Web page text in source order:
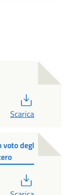
Scarica
voto degl